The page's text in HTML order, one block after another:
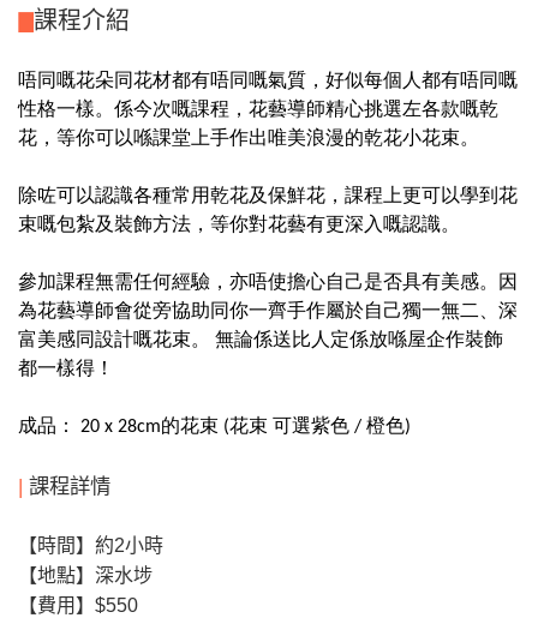
課程介紹
唔同嘅花朵同花材都有唔同嘅氣質，好似每個人都有唔同嘅
性格一樣。係今次嘅課程，花藝導師精心挑選左各款嘅乾
花，等你可以喺課堂上手作出唯美浪漫的乾花小花束。
除咗可以認識各種常用乾花及保鮮花，課程上更可以學到花
束嘅包紮及裝飾方法，等你對花藝有更深入嘅認識。
參加課程無需任何經驗，亦唔使擔心自己是否具有美感。因
為花藝導師會從旁協助同你一齊手作屬於自己獨一無二、深
富美感同設計嘅花束。 無論係送比人定係放喺屋企作裝飾
都一樣得！
成品： 20 x 28cm的花束 (花束 可選紫色 / 橙色)
| 課程詳情
【時間】約2小時
【地點】深水埗
【費用】 $550